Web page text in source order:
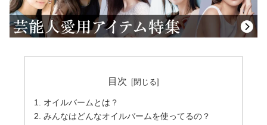
目次
オイルバームとは？
みんなはどんなオイルバームを使ってるの？